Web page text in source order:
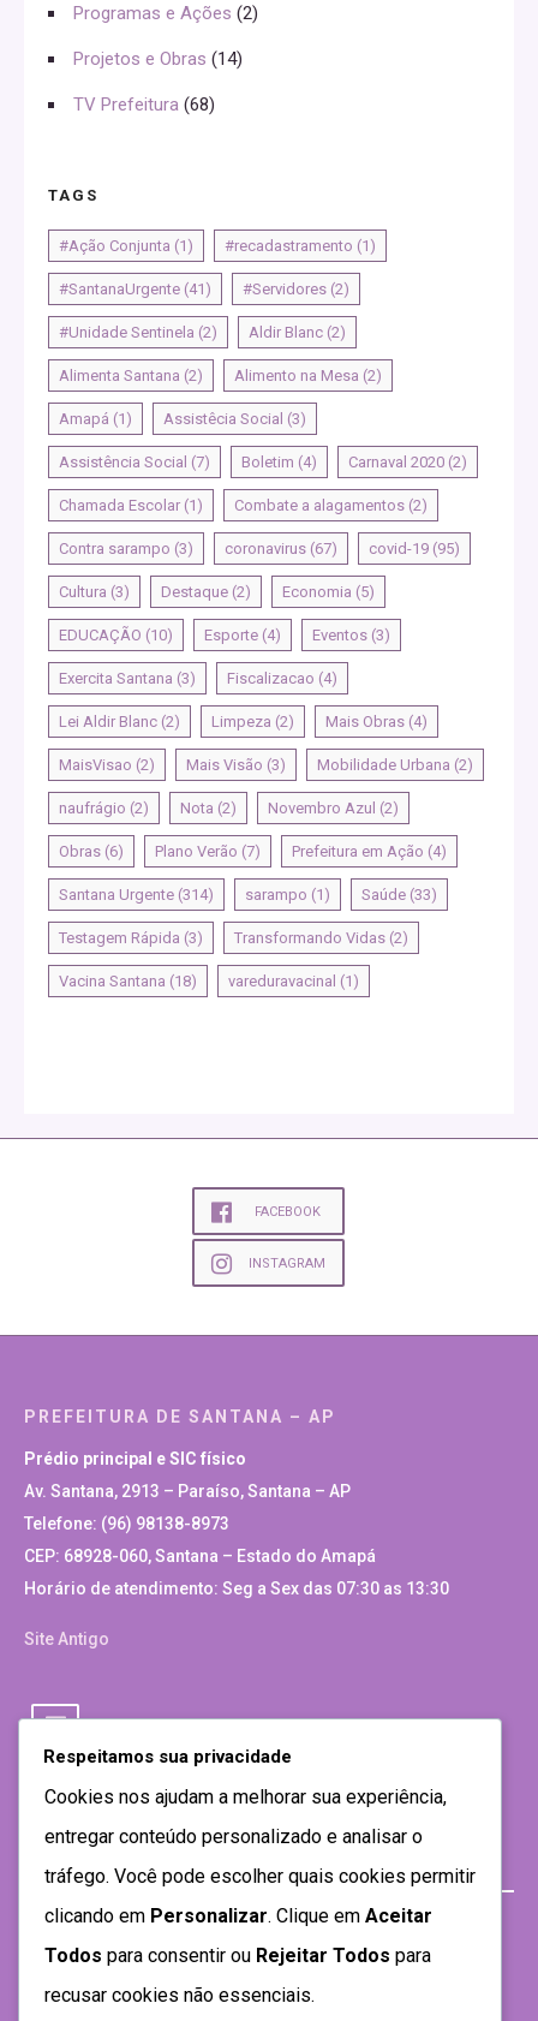
Programas e Ações (2)
Projetos e Obras (14)
TV Prefeitura (68)
TAGS
#Ação Conjunta (1) #recadastramento (1)
#SantanaUrgente (41) #Servidores (2)
#Unidade Sentinela (2) Aldir Blanc (2)
Alimenta Santana (2) Alimento na Mesa (2)
Amapá (1) Assistêcia Social (3)
Assistência Social (7) Boletim (4) Carnaval 2020 (2)
Chamada Escolar (1) Combate a alagamentos (2)
Contra sarampo (3) coronavirus (67) covid-19 (95)
Cultura (3) Destaque (2) Economia (5)
EDUCAÇÃO (10) Esporte (4) Eventos (3)
Exercita Santana (3) Fiscalizacao (4)
Lei Aldir Blanc (2) Limpeza (2) Mais Obras (4)
MaisVisao (2) Mais Visão (3) Mobilidade Urbana (2)
naufrágio (2) Nota (2) Novembro Azul (2)
Obras (6) Plano Verão (7) Prefeitura em Ação (4)
Santana Urgente (314) sarampo (1) Saúde (33)
Testagem Rápida (3) Transformando Vidas (2)
Vacina Santana (18) vareduravacinal (1)
FACEBOOK
INSTAGRAM
PREFEITURA DE SANTANA – AP
Prédio principal e SIC físico
Av. Santana, 2913 – Paraíso, Santana – AP
Telefone: (96) 98138-8973
CEP: 68928-060, Santana – Estado do Amapá
Horário de atendimento: Seg a Sex das 07:30 as 13:30
Site Antigo
Respeitamos sua privacidade
Cookies nos ajudam a melhorar sua experiência,
entregar conteúdo personalizado e analisar o
tráfego. Você pode escolher quais cookies permitir
clicando em Personalizar. Clique em Aceitar
Todos para consentir ou Rejeitar Todos para
recusar cookies não essenciais.